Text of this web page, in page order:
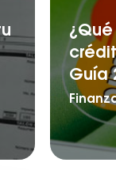
Guía